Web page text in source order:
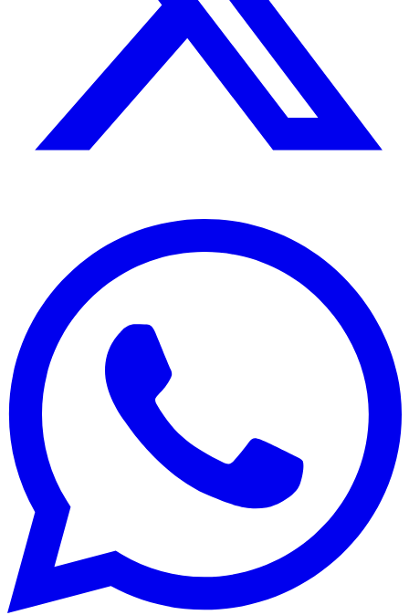
Edición:
República Dominicana
Síguenos en:
Economía